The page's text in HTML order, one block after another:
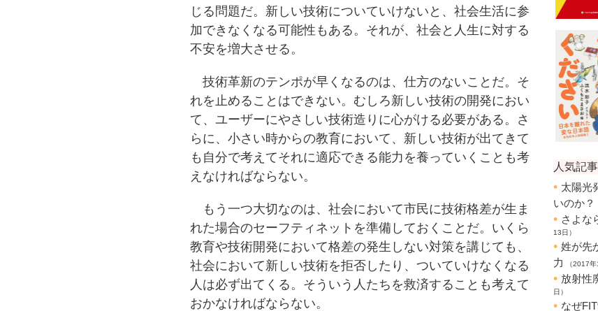
じる問題だ。新しい技術についていけないと、社会生活に参
加できなくなる可能性もある。それが、社会と人生に対する
不安を増大させる。
技術革新のテンポが早くなるのは、仕方のないことだ。そ
れを止めることはできない。むしろ新しい技術の開発におい
て、ユーザーにやさしい技術造りに心がける必要がある。さ
らに、小さい時からの教育において、新しい技術が出てきて
も自分で考えてそれに適応できる能力を養っていくことも考
えなければならない。
もう一つ大切なのは、社会において市民に技術格差が生ま
れた場合のセーフティネットを準備しておくことだ。いくら
教育や技術開発において格差の発生しない対策を講じても、
社会において新しい技術を拒否したり、ついていけなくなる
人は必ず出てくる。そういう人たちを救済することも考えて
おかなければならない。